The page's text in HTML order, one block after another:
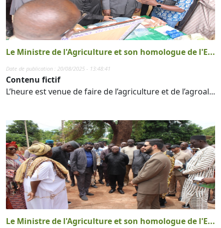
Le Ministre de l'Agriculture et son homologue de l'E...
Date de publication : 20/08/2025 - 13:48:41
Contenu fictif
L’heure est venue de faire de l’agriculture et de l’agroal...
Le Ministre de l'Agriculture et son homologue de l'E...